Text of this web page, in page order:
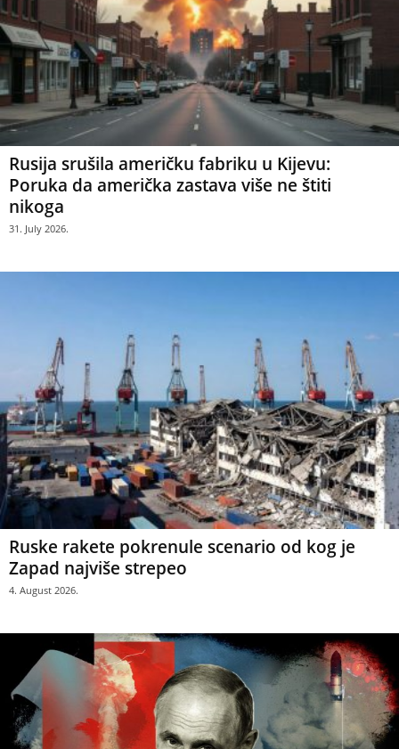
Rusija srušila američku fabriku u Kijevu:
Poruka da američka zastava više ne štiti
nikoga
31. July 2026.
Ruske rakete pokrenule scenario od kog je
Zapad najviše strepeo
4. August 2026.